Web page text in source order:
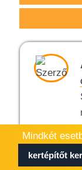
Mindkét
kertépítőt